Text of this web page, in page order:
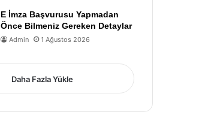
E İmza Başvurusu Yapmadan
Önce Bilmeniz Gereken Detaylar
Admin 1 Ağustos 2026
Daha Fazla Yükle